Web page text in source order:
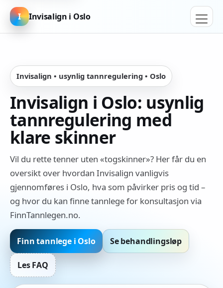
I Invisalign i Oslo
Invisalign • usynlig tannregulering • Oslo
Invisalign i Oslo: usynlig
tannregulering med
klare skinner
Vil du rette tenner uten «togskinner»? Her får du en
oversikt over hvordan Invisalign vanligvis
gjennomføres i Oslo, hva som påvirker pris og tid –
og hvor du kan finne tannlege for konsultasjon via
FinnTannlegen.no.
Finn tannlege i Oslo Se behandlingsløp
Les FAQ